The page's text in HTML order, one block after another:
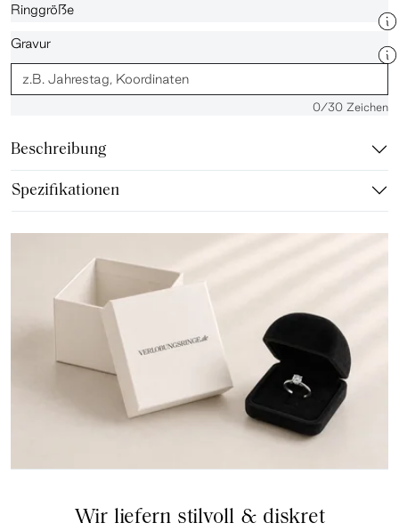
Ringgröße
Gravur
0/30 Zeichen
Beschreibung
Spezifikationen
Wir liefern stilvoll & diskret